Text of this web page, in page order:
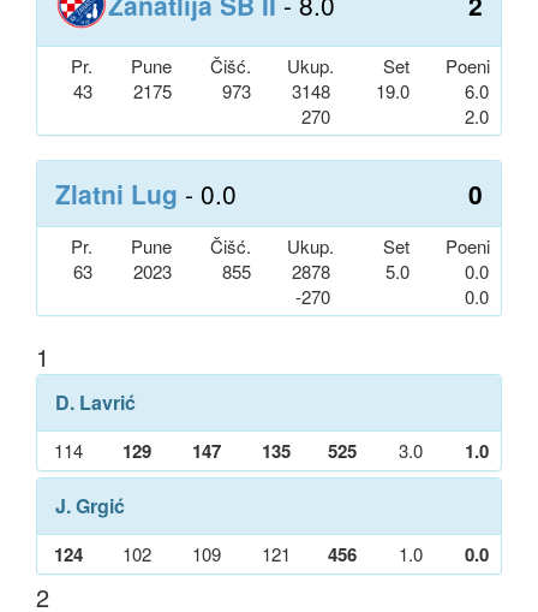
Pr. Pune Čišć. Ukup. Set
Poeni
43
2175 973
3148
270
19.0
6.0
2.0
Zlatni Lug - 0.0 0
Pr. Pune Čišć. Ukup. Set
Poeni
63
2023 855
2878
-270
5.0
0.0
0.0
1
D. Lavrić
114 129 147 135 525 3.0 1.0
J. Grgić
124 102 109 121 456 1.0 0.0
2